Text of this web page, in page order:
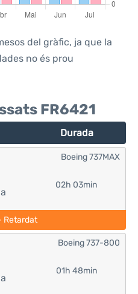
del gràfic, ja que la
no és prou
FR6421
Durada
02h 03min
Boeing 737MAX
Retardat
01h 48min
Boeing 737-800